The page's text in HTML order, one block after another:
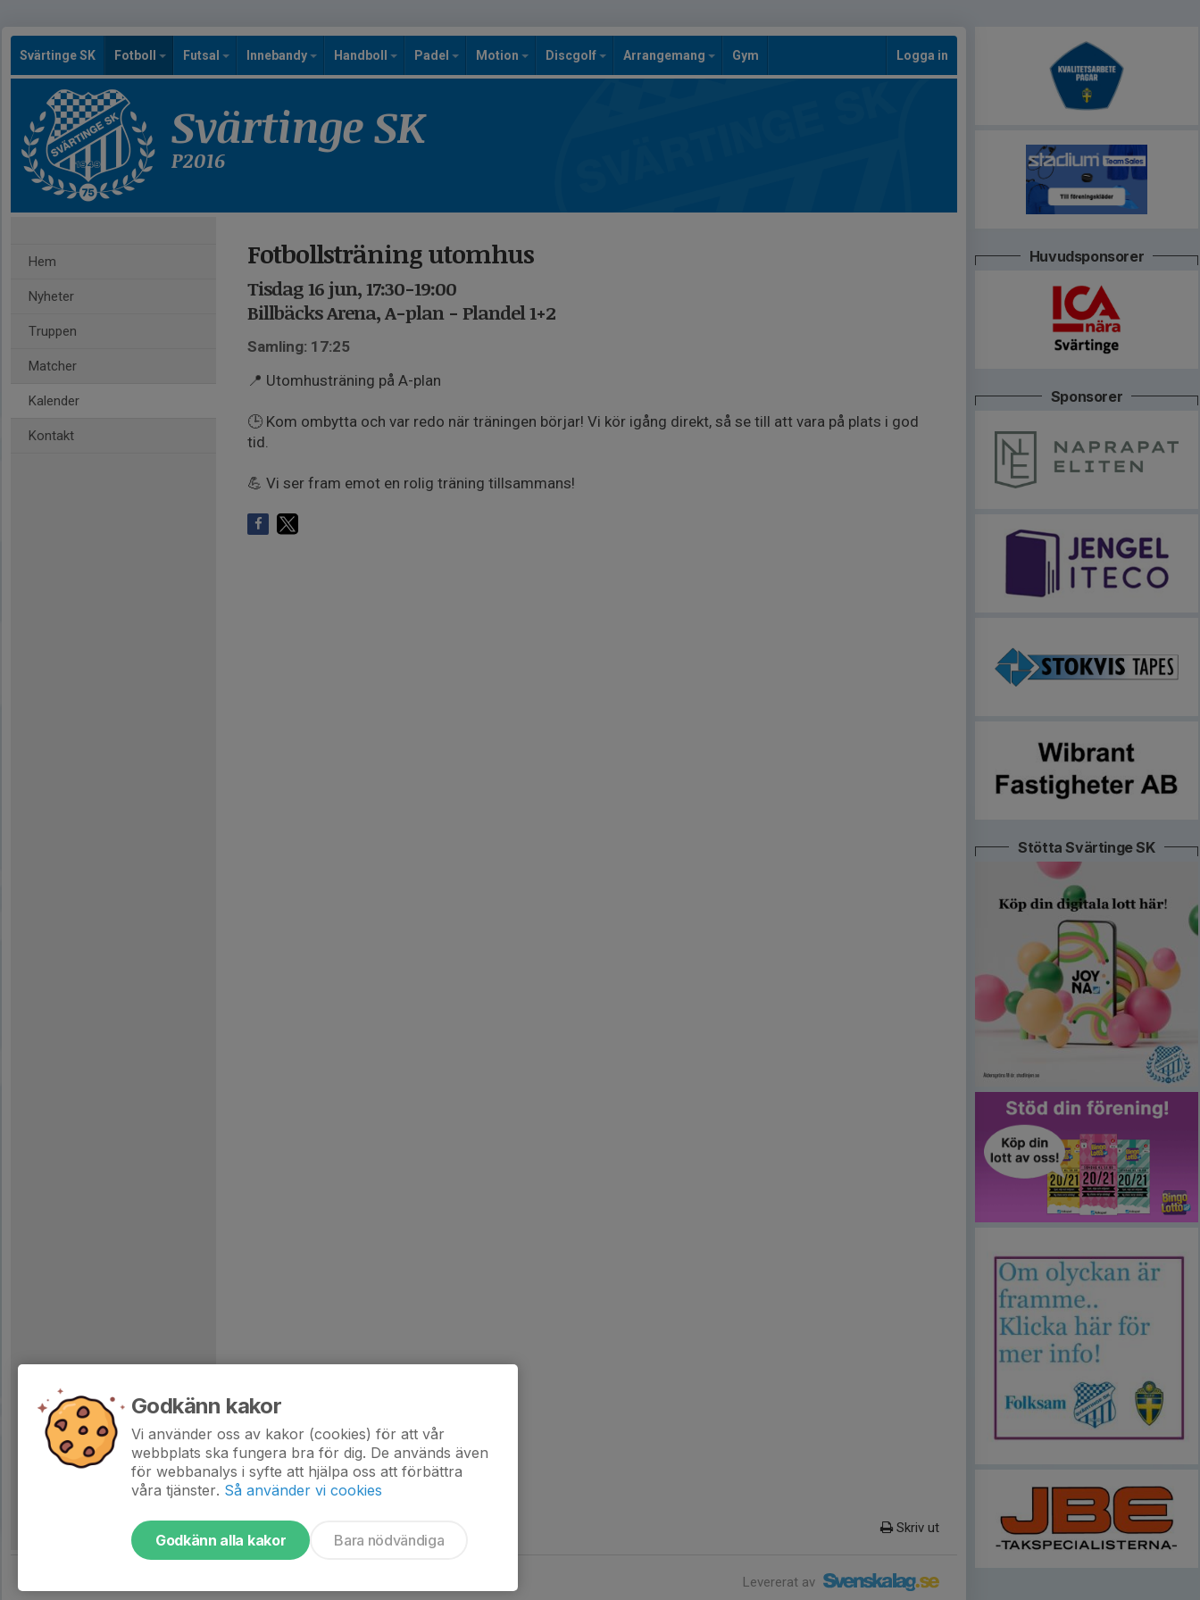
Svärtinge SK Fotboll Futsal Innebandy Handboll Padel Motion Discgolf Arrangemang Gym Logga in
Svärtinge SK
P2016
Hem
Nyheter
Truppen
Matcher
Kalender
Kontakt
Fotbollsträning utomhus
Tisdag 16 jun, 17:30-19:00
Billbäcks Arena, A-plan - Plandel 1+2
Samling: 17:25
📍 Utomhusträning på A-plan
🕒 Kom ombytta och var redo när träningen börjar! Vi kör igång direkt, så se till att vara på plats i god
tid.
💪 Vi ser fram emot en rolig träning tillsammans!
Skriv ut
Levererat av
Huvudsponsorer
Sponsorer
Stötta Svärtinge SK
Godkänn kakor
Vi använder oss av kakor (cookies) för att vår
webbplats ska fungera bra för dig. De används även
för webbanalys i syfte att hjälpa oss att förbättra
våra tjänster. Så använder vi cookies
Godkänn alla kakor Bara nödvändiga